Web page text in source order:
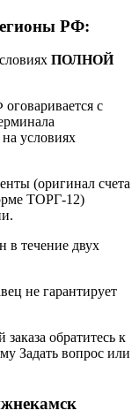
РФ:
ПОЛНОЙ
с
условиях
(оригинал счета
ТОРГ-12)
в течение двух
не гарантирует
обратитесь к
Задать вопрос или